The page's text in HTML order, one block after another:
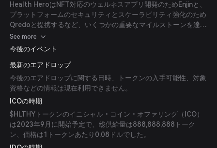
Health HeroはNFT対応のウェルネスアプリ開発のためEnjinと、
プラットフォームのセキュリティとスケーラビリティ強化のため
Qredoと提携するなど、いくつかの重要なマイルストーンを達成
しています。これらの協力によりHealth Heroの影響力と能力が
拡大し、健康エンゲージメントとブロックチェーン技術の交差点
See more
今後のイベント
最新のエアドロップ
今後のエアドロップに関する日時、トークンの入手可能性、対象
資格などの情報は現在利用できません。
ICOの時期
$HLTHYトークンのイニシャル・コイン・オファリング（ICO）
は2023年9月に開始予定で、総供給量は888,888,888トーク
ン、価格は1トークンあたり0.08ドルでした。